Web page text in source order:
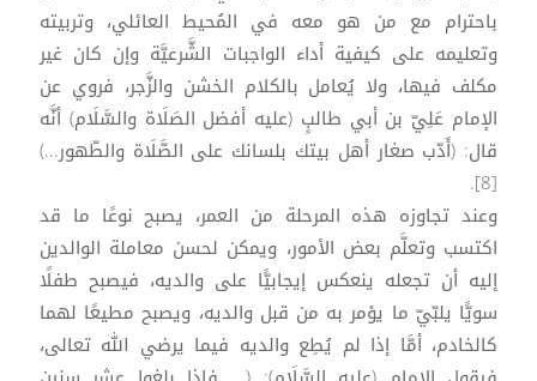
باحترام مع من هو معه في المُحيط العائلي، وتربيته
وتعليمه على كيفية أداء الواجبات الشَّرعيَّة وإن كان غير
مكلف فيها، ولا يُعامل بالكلام الخشن والزَّجر، فروي عن
الإمام عَلِيّ بن أبي طالبٍ (عليه أفضل الصَلَاة والسَّلَام) أنَّه
قال: (أَدّب صغار أهل بيتك بلسانك على الصَّلَاة والطّهور...)
[8].
وعند تجاوزه هذه المرحلة من العمر، يصبح نوعًا ما قد
اكتسب وتعلَّم بعض الأمور، ويمكن لحسن معاملة الوالدين
إليه أن تجعله ينعكس إيجابيًّا على والديه، فيصبح طفلًا
سويًّا يلبّيّ ما يؤمر به من قبل والديه، ويصبح مطيعًا لهما
كالخادم، أمَّا إذا لم يُطِع والديه فيما يرضي الله تعالى،